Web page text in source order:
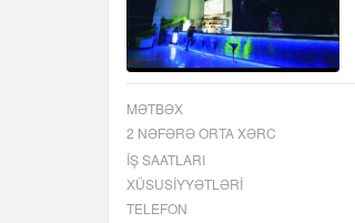
MƏTBƏX
2 NƏFƏRƏ ORTA XƏRC
İŞ SAATLARI
XÜSUSIYYƏTLƏRI
TELEFON